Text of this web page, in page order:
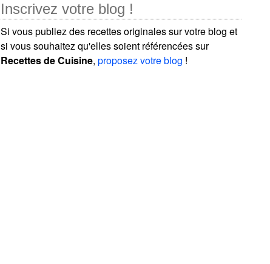
Inscrivez votre blog !
Si vous publiez des recettes originales sur votre blog et
si vous souhaitez qu'elles soient référencées sur
Recettes de Cuisine,proposez votre blog !